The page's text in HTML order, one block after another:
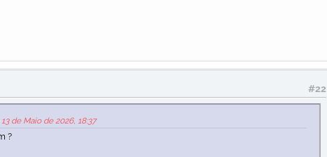
#22
de Maio de 2026, 18:37
?